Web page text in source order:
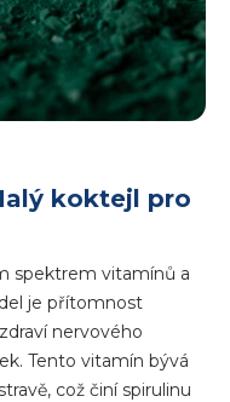
koktejl pro
spektrem vitamínů a
je přítomnost
nervového
Tento vitamín bývá
což činí spirulinu